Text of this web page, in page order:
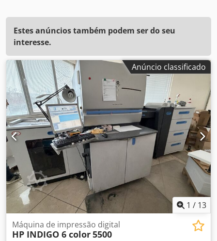
Estes anúncios também podem ser do seu
interesse.
Anúncio classificado
1 / 13
Máquina de impressão digital
HP INDIGO 6 color5500